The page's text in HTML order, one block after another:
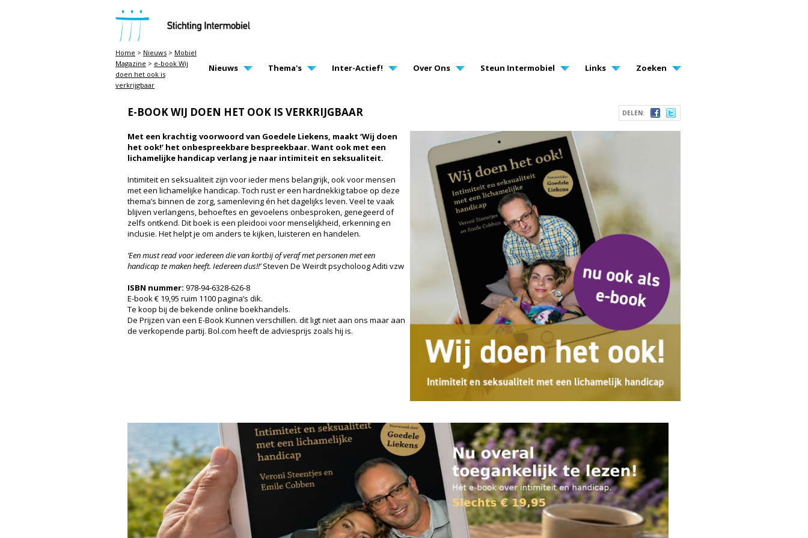
STICHTING INTERMOBIEL
MAIN PAGE NAVIGATION
Nieuws Thema's Inter-Actief! Over Ons Steun Intermobiel Links Zoeken
Home > Nieuws > Mobiel
Magazine > e-book Wij
doen het ook is
verkrijgbaar
DELEN:
E-BOOK WIJ DOEN HET OOK IS VERKRIJGBAAR
Met een krachtig voorwoord van Goedele Liekens, maakt ‘Wij doen
het ook!’ het onbespreekbare bespreekbaar. Want ook met een
lichamelijke handicap verlang je naar intimiteit en seksualiteit.
Intimiteit en seksualiteit zijn voor ieder mens belangrijk, ook voor mensen
met een lichamelijke handicap. Toch rust er een hardnekkig taboe op deze
thema’s binnen de zorg, samenleving én het dagelijks leven. Veel te vaak
blijven verlangens, behoeftes en gevoelens onbesproken, genegeerd of
zelfs ontkend. Dit boek is een pleidooi voor menselijkheid, erkenning en
inclusie. Het helpt je om anders te kijken, luisteren en handelen.
‘Een must read voor iedereen die van kortbij of veraf met personen met een
handicap te maken heeft. Iedereen dus!!’Steven De Weirdt psycholoog Aditi vzw
ISBN nummer: 978-94-6328-626-8
E-book € 19,95 ruim 1100 pagina’s dik.
Te koop bij de bekende online boekhandels.
De Prijzen van een E-Book Kunnen verschillen. dit ligt niet aan ons maar aan
de verkopende partij. Bol.com heeft de adviesprijs zoals hij is.